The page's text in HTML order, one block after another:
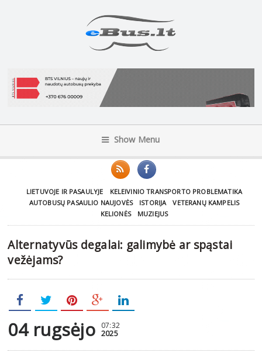
Show Menu
LIETUVOJE IR PASAULYJE
KELEIVINIO TRANSPORTO PROBLEMATIKA
AUTOBUSŲ PASAULIO NAUJOVĖS
ISTORIJA
VETERANŲ KAMPELIS
KELIONĖS
MUZIEJUS
Alternatyvūs degalai: galimybė ar spąstai
vežėjams?
04 rugsėjo 07:32
2025